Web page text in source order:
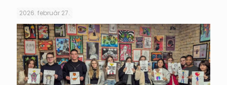
2026. február 27.